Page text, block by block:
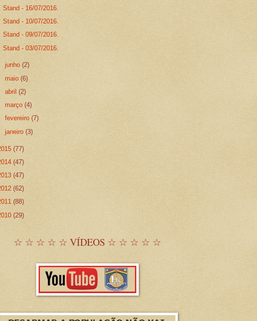
Stand - 16/07/2016.
Stand - 10/07/2016.
Stand - 09/07/2016.
Stand - 03/07/2016.
junho(2)
maio(6)
abril(2)
março(4)
fevereiro(7)
janeiro(3)
(77)
(47)
(47)
(62)
(88)
(29)
☆ ☆ ☆ ☆ ☆ VÍDEOS ☆ ☆ ☆ ☆ ☆